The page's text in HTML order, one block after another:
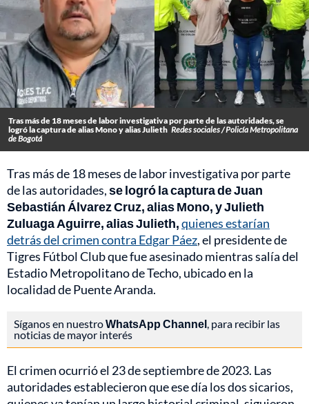
Tras más de 18 meses de labor investigativa por parte de las autoridades, se
logró la captura de alias Mono y alias Julieth Redes sociales / Policía Metropolitana
de Bogotá
Tras más de 18 meses de labor investigativa por parte
de las autoridades,se logró la captura de Juan
Sebastián Álvarez Cruz, alias Mono, y Julieth
Zuluaga Aguirre, alias Julieth,quienes estarían
detrás del crimen contra Edgar Páez, el presidente de
Tigres Fútbol Club que fue asesinado mientras salía del
Estadio Metropolitano de Techo, ubicado en la
localidad de Puente Aranda.
Síganos en nuestroWhatsApp Channel, para recibir las
noticias de mayor interés
El crimen ocurrió el 23 de septiembre de 2023. Las
autoridades establecieron que ese día los dos sicarios,